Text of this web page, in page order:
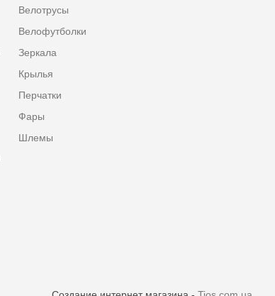
Велотрусы
Велофутболки
Зеркала
Крылья
Перчатки
Фары
Шлемы